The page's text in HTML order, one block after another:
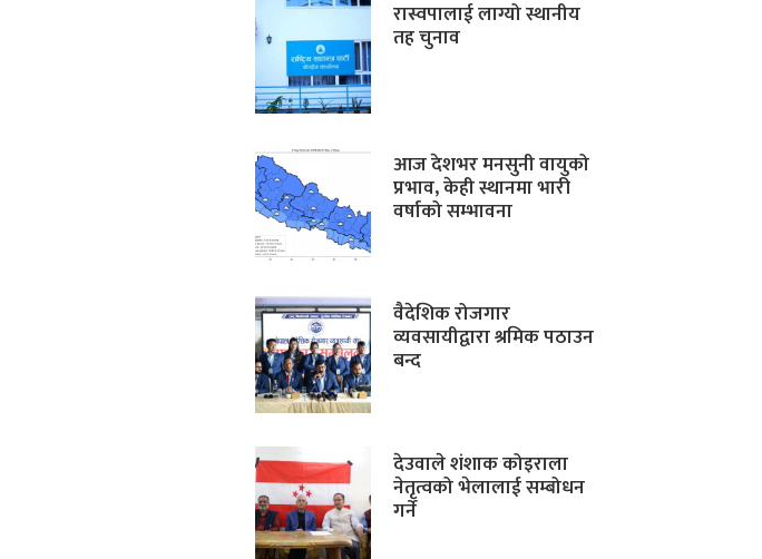
रास्वपालाई लाग्यो स्थानीय
तह चुनाव
आज देशभर मनसुनी वायुको
प्रभाव, केही स्थानमा भारी
वर्षाको सम्भावना
वैदेशिक रोजगार
व्यवसायीद्वारा श्रमिक पठाउन
बन्द
देउवाले शंशाक कोइराला
नेतृत्वको भेलालाई सम्बोधन
गर्ने